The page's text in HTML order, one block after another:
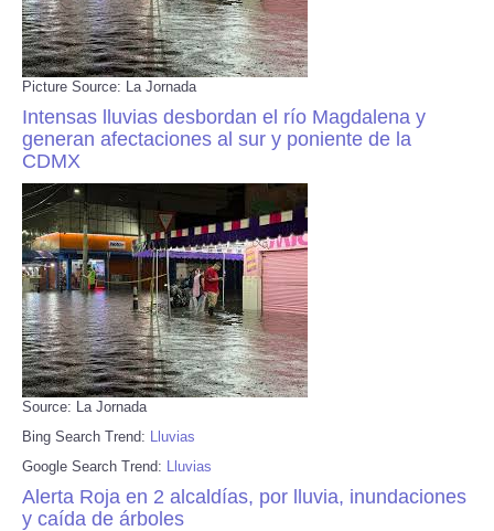
Picture Source: La Jornada
Intensas lluvias desbordan el río Magdalena y
generan afectaciones al sur y poniente de la
CDMX
Source: La Jornada
Bing Search Trend: Lluvias
Google Search Trend: Lluvias
Alerta Roja en 2 alcaldías, por lluvia, inundaciones
y caída de árboles